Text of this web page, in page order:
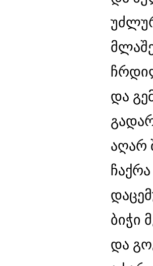
და
აღარ
ბიჭი
და